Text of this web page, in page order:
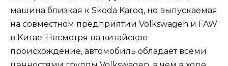
машина близкая к Skoda Karoq, но выпускаемая
на совместном предприятии Volkswagen и FAW
в Китае. Несмотря на китайское
происхождение, автомобиль обладает всеми